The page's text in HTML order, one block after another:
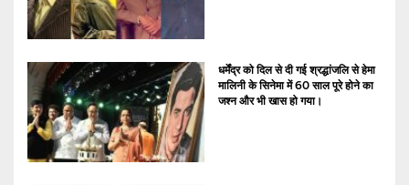
धर्मेंद्र को दिल से दी गई श्रद्धांजलि से हेमा
मालिनी के सिनेमा में 60 साल पूरे होने का
जश्न और भी खास हो गया।